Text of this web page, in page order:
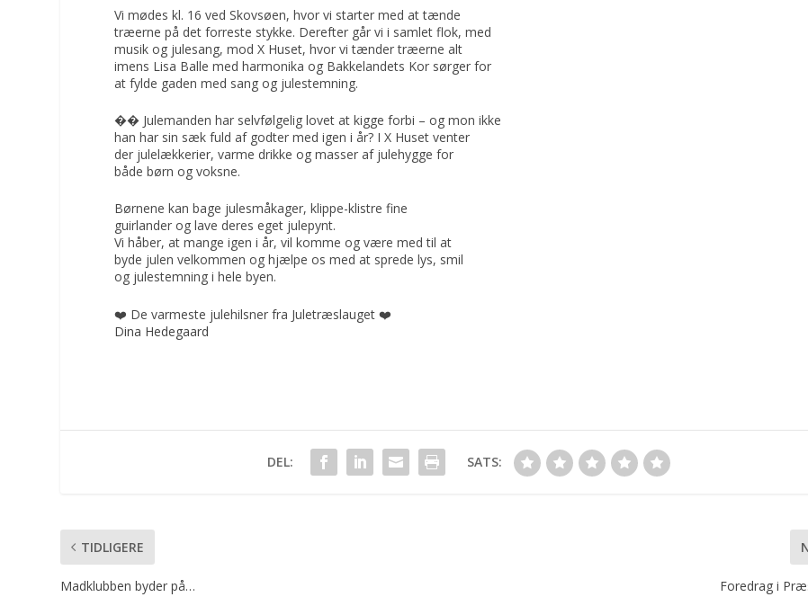
Vi mødes kl. 16 ved Skovsøen, hvor vi starter med at tænde
træerne på det forreste stykke. Derefter går vi i samlet flok, med
musik og julesang, mod X Huset, hvor vi tænder træerne alt
imens Lisa Balle med harmonika og Bakkelandets Kor sørger for
at fylde gaden med sang og julestemning.
�� Julemanden har selvfølgelig lovet at kigge forbi – og mon ikke
han har sin sæk fuld af godter med igen i år? I X Huset venter
der julelækkerier, varme drikke og masser af julehygge for
både børn og voksne.
Børnene kan bage julesmåkager, klippe-klistre fine
guirlander og lave deres eget julepynt.
Vi håber, at mange igen i år, vil komme og være med til at
byde julen velkommen og hjælpe os med at sprede lys, smil
og julestemning i hele byen.
❤️ De varmeste julehilsner fra Juletræslauget ❤️
Dina Hedegaard
DEL: SATS:
TIDLIGERE
Madklubben byder på… Foredrag i